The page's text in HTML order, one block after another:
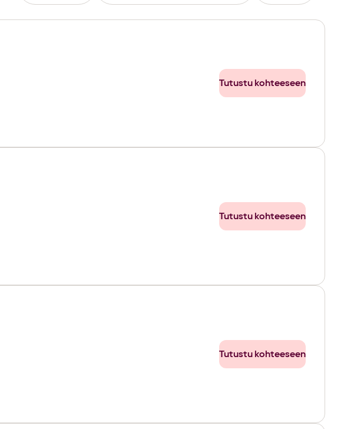
Tutustu kohteeseen
Tutustu kohteeseen
Tutustu kohteeseen